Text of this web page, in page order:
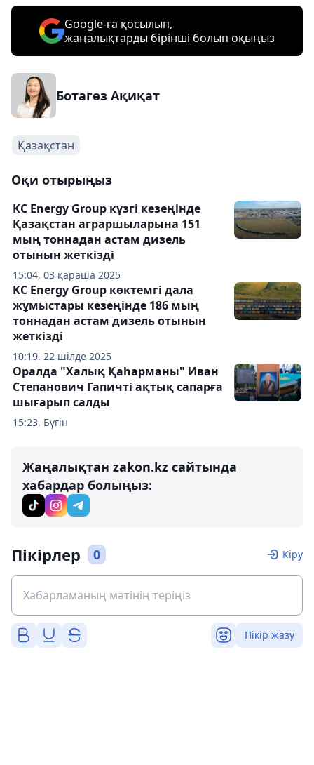
Google-ға қосылып,
жаңалықтарды бірінші болып оқыңыз
Ботагөз Ақиқат
Қазақстан
Оқи отырыңыз
15:04, 03 қараша 2025
KC Energy Group күзгі кезеңінде
Қазақстан аграршыларына 151
мың тоннадан астам дизель
отынын жеткізді
10:19, 22 шілде 2025
KC Energy Group көктемгі дала
жұмыстары кезеңінде 186 мың
тоннадан астам дизель отынын
жеткізді
15:23, Бүгін
Оралда "Халық Қаһарманы" Иван
Степанович Гапичті ақтық сапарға
шығарып салды
Жаңалықтан zakon.kz сайтында
хабардар болыңыз:
Пікірлер 0 Кіру
Пікір жазу